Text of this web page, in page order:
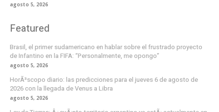
agosto 5, 2026
Featured
Brasil, el primer sudamericano en hablar sobre el frustrado proyecto
de Infantino en la FIFA: “Personalmente, me opongo”
agosto 5, 2026
HorÃ³scopo diario: las predicciones para el jueves 6 de agosto de
2026 con la llegada de Venus a Libra
agosto 5, 2026